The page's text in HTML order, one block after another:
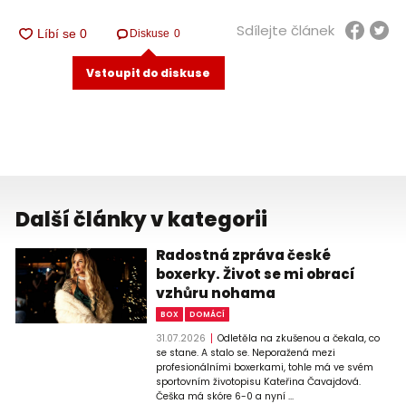
Diskuse 0
Vstoupit do diskuse
Sdílejte článek
Další články v kategorii
Radostná zpráva české
boxerky. Život se mi obrací
vzhůru nohama
BOX DOMÁCÍ
31.07.2026
Odletěla na zkušenou a čekala, co
se stane. A stalo se. Neporažená mezi
profesionálními boxerkami, tohle má ve svém
sportovním životopisu Kateřina Čavajdová.
Češka má skóre 6-0 a nyní ...